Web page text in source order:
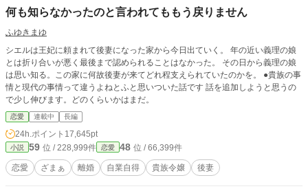
何も知らなかったのと言われてももう戻りません
ふゆきまゆ
シエルは王妃に頼まれて後妻になった家から今日出ていく。 年の近い義理の娘
とは折り合いが悪く最後まで認められることはなかった。 その日から義理の娘
は思い知る。この家に何故後妻が来てどれ程支えられていたのかを。 ●貴族の事
情と現代の事情って違うよねとふと思いついた話です 話を追加しようと思うの
で少し伸びます。どのくらいかはまだ。
恋愛 連載中 長編
24h.ポイント 17,645pt
小説 59 位 / 228,999件 恋愛 48 位 / 66,399件
恋愛 ざまぁ 離婚 自業自得 貴族令嬢 後妻